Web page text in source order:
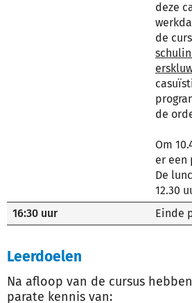
deze
de
de
Om
er een
De
12.30
16:30 uur
Einde
Leerdoelen
Na afloop van de cursus
parate kennis van: